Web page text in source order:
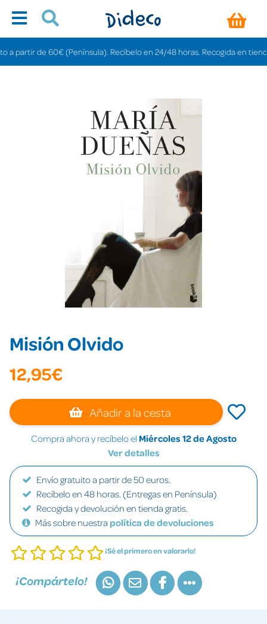
de 60€ (Península). Recíbelo en 24/48 horas. Recogida en tiendas
Misión Olvido
12,95€
Añadir a la cesta
Compra ahora y recíbelo el Miércoles 12 de Agosto
Ver detalles
Envío gratuito a partir de 50 euros.
Recíbelo en 48 horas. (Entregas en Península)
Recogida y devolución en tienda gratis.
Más sobre nuestra política de devoluciones
¡Sé el primero en valorarlo!
¡Compártelo!